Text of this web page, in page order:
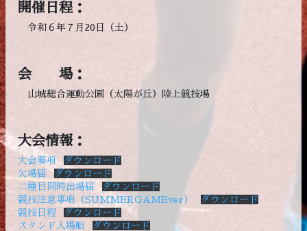
開催日程：
令和６年７月20日（土）
会 場：
山城総合運動公園（太陽が丘）陸上競技場
大会情報：
大会要項
ダウンロード
欠場届
ダウンロード
二種目同時出場届
ダウンロード
競技注意事項（SUMMERGAMEver）
ダウンロード
競技日程
ダウンロード
スタンド入場順
ダウンロード